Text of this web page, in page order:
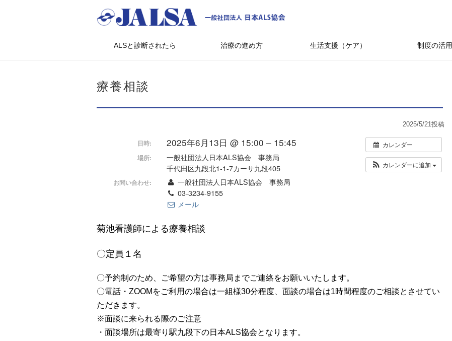
ALSと診断されたら 治療の進め方 生活支援（ケア） 制度の活用
療養相談
2025/5/21投稿
カレンダー
カレンダーに追加
日時: 2025年6月13日 @ 15:00 – 15:45
場所:
一般社団法人日本ALS協会 事務局
千代田区九段北1-1-7カーサ九段405
お問い合わせ:
一般社団法人日本ALS協会 事務局
03-3234-9155
メール
菊池看護師による療養相談
〇定員１名
〇予約制のため、ご希望の方は事務局までご連絡をお願いいたします。
〇電話・ZOOMをご利用の場合は一組様30分程度、面談の場合は1時間程度のご相談とさせてい
ただきます。
※面談に来られる際のご注意
・面談場所は最寄り駅九段下の日本ALS協会となります。